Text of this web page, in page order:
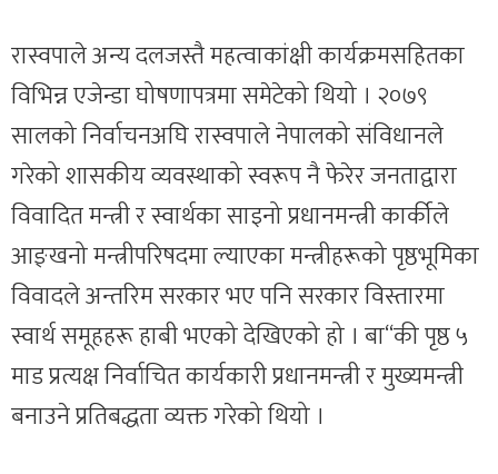
रास्वपाले अन्य दलजस्तै महत्वाकांक्षी कार्यक्रमसहितका
विभिन्न एजेन्डा घोषणापत्रमा समेटेको थियो । २०७९
सालको निर्वाचनअघि रास्वपाले नेपालको संविधानले
गरेको शासकीय व्यवस्थाको स्वरूप नै फेरेर जनताद्वारा
विवादित मन्त्री र स्वार्थका साइनो प्रधानमन्त्री कार्कीले
आङ्खनो मन्त्रीपरिषदमा ल्याएका मन्त्रीहरूको पृष्ठभूमिका
विवादले अन्तरिम सरकार भए पनि सरकार विस्तारमा
स्वार्थ समूहहरू हाबी भएको देखिएको हो । बा“की पृष्ठ ५
माड प्रत्यक्ष निर्वाचित कार्यकारी प्रधानमन्त्री र मुख्यमन्त्री
बनाउने प्रतिबद्धता व्यक्त गरेको थियो ।